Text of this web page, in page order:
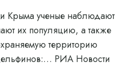
Крыма ученые наблюдают
их популяцию, а также
территорию
РИА Новости